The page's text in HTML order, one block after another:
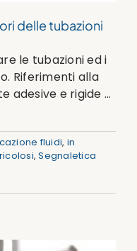
delle tubazioni
le tubazioni ed i
Riferimenti alla
adesive e rigide ...
fluidi, in
,Segnaletica